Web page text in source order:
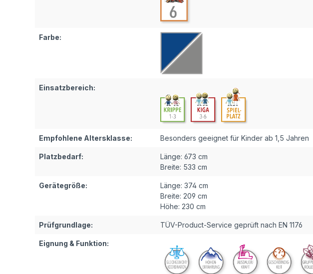
Farbe:
Einsatzbereich:
Empfohlene Altersklasse: Besonders geeignet für Kinder ab 1,5 Jahren
Platzbedarf: Länge: 673 cm
Breite: 533 cm
Gerätegröße: Länge: 374 cm
Breite: 209 cm
Höhe: 230 cm
Prüfgrundlage: TÜV-Product-Service geprüft nach EN 1176
Eignung & Funktion: